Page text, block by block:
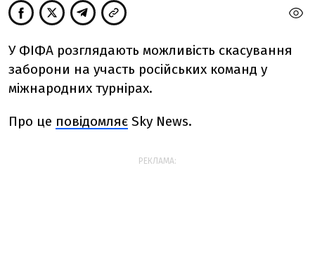
У ФІФА розглядають можливість скасування
заборони на участь російських команд у
міжнародних турнірах.
Про це повідомляє Sky News.
РЕКЛАМА: